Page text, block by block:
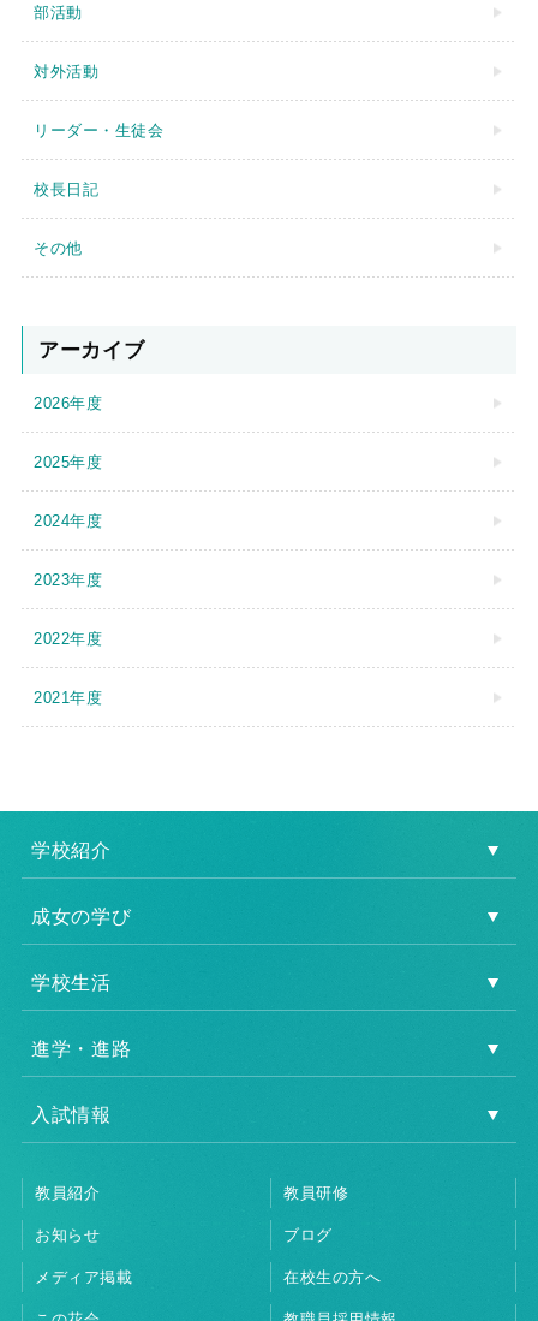
部活動
対外活動
リーダー・生徒会
校長日記
その他
アーカイブ
2026年度
2025年度
2024年度
2023年度
2022年度
2021年度
学校紹介
成女の学び
学校生活
進学・進路
入試情報
教員紹介 教員研修
お知らせ ブログ
メディア掲載 在校生の方へ